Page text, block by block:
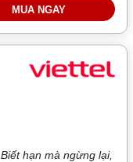
MUA NGAY
hạn mà ngừng lại,